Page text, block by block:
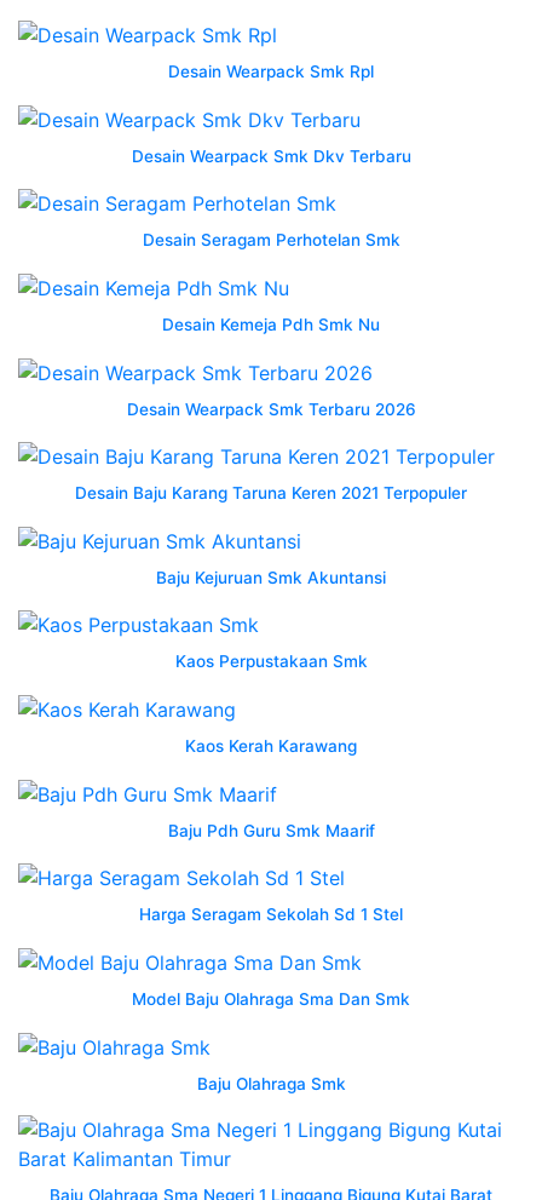
termurah
ozza
seragam
wearpak
sekolah
smk
desain
terbaik
wearpack
smk
Wearpack
baju
kaos
vendor
1118
wearpack
indramayu
wearpack
smk
harga
Desain Wearpack Smk Rpl
Desain Wearpack Smk Dkv Terbaru
Desain Seragam Perhotelan Smk
Desain Kemeja Pdh Smk Nu
Desain Wearpack Smk Terbaru 2026
Desain Baju Karang Taruna Keren 2021 Terpopuler
Baju Kejuruan Smk Akuntansi
Kaos Perpustakaan Smk
Kaos Kerah Karawang
Baju Pdh Guru Smk Maarif
Harga Seragam Sekolah Sd 1 Stel
Model Baju Olahraga Sma Dan Smk
Baju Olahraga Smk
Baju Olahraga Sma Negeri 1 Linggang Bigung Kutai Barat